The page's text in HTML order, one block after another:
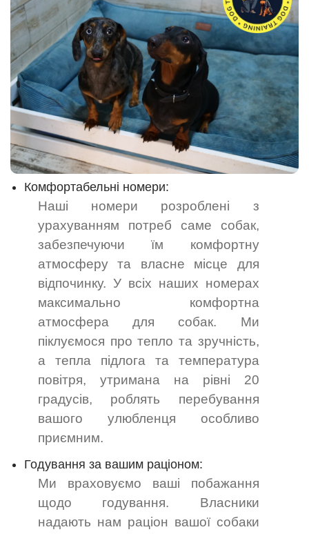
Комфортабельні номери:
Наші номери розроблені з
урахуванням потреб саме собак,
забезпечуючи їм комфортну
атмосферу та власне місце для
відпочинку. У всіх наших номерах
максимально комфортна
атмосфера для собак. Ми
піклуємося про тепло та зручність,
а тепла підлога та температура
повітря, утримана на рівні 20
градусів, роблять перебування
вашого улюбленця особливо
приємним.
Годування за вашим раціоном:
Ми враховуємо ваші побажання
щодо годування. Власники
надають нам раціон вашої собаки